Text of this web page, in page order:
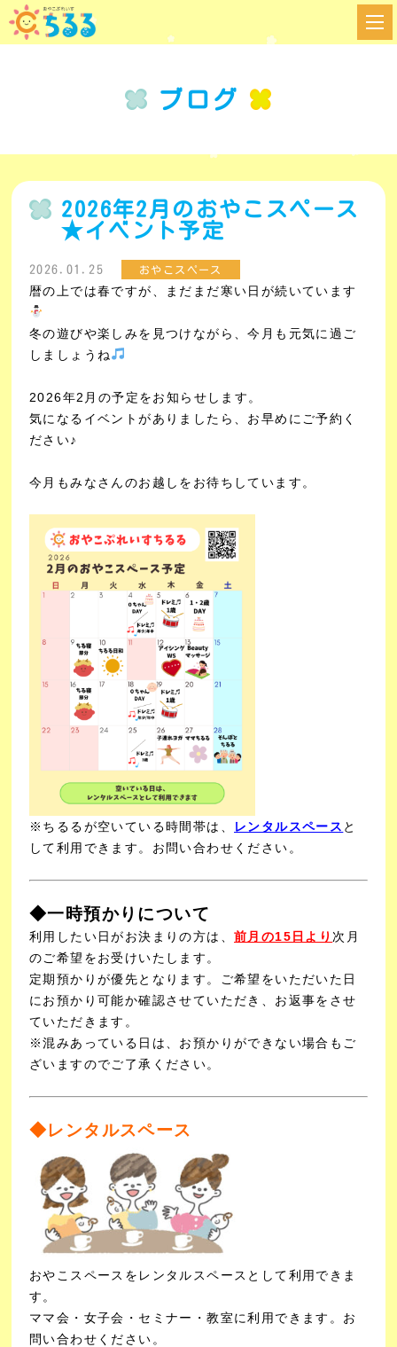
ブログ
2026年2月のおやこスペース
★イベント予定
2026.01.25 おやこスペース
暦の上では春ですが、まだまだ寒い日が続いています
冬の遊びや楽しみを見つけながら、今月も元気に過ご
しましょうね
2026年2月の予定をお知らせします。
気になるイベントがありましたら、お早めにご予約く
ださい♪
今月もみなさんのお越しをお待ちしています。
※ちるるが空いている時間帯は、 レンタルスペース と
して利用できます。お問い合わせください。
◆一時預かりについて
利用したい日がお決まりの方は、前月の15日より 次月
のご希望をお受けいたします。
定期預かりが優先となります。ご希望をいただいた日
にお預かり可能か確認させていただき、お返事をさせ
ていただきます。
※混みあっている日は、お預かりができない場合もご
ざいますのでご了承ください。
◆レンタルスペース
おやこスペースをレンタルスペースとして利用できま
す。
ママ会・女子会・セミナー・教室に利用できます。 お
問い合わせください。